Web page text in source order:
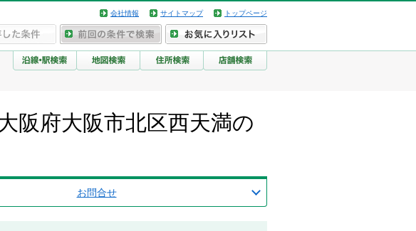
会社情報 サイトマップ トップページ
阪府大阪市北区西天満の
お問合せ